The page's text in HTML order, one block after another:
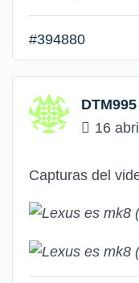
#394880
DTM995
16
Capturas del